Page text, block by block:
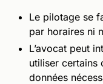
Le pilotage se
par horaires ni
L’avocat peut
utiliser certains
données